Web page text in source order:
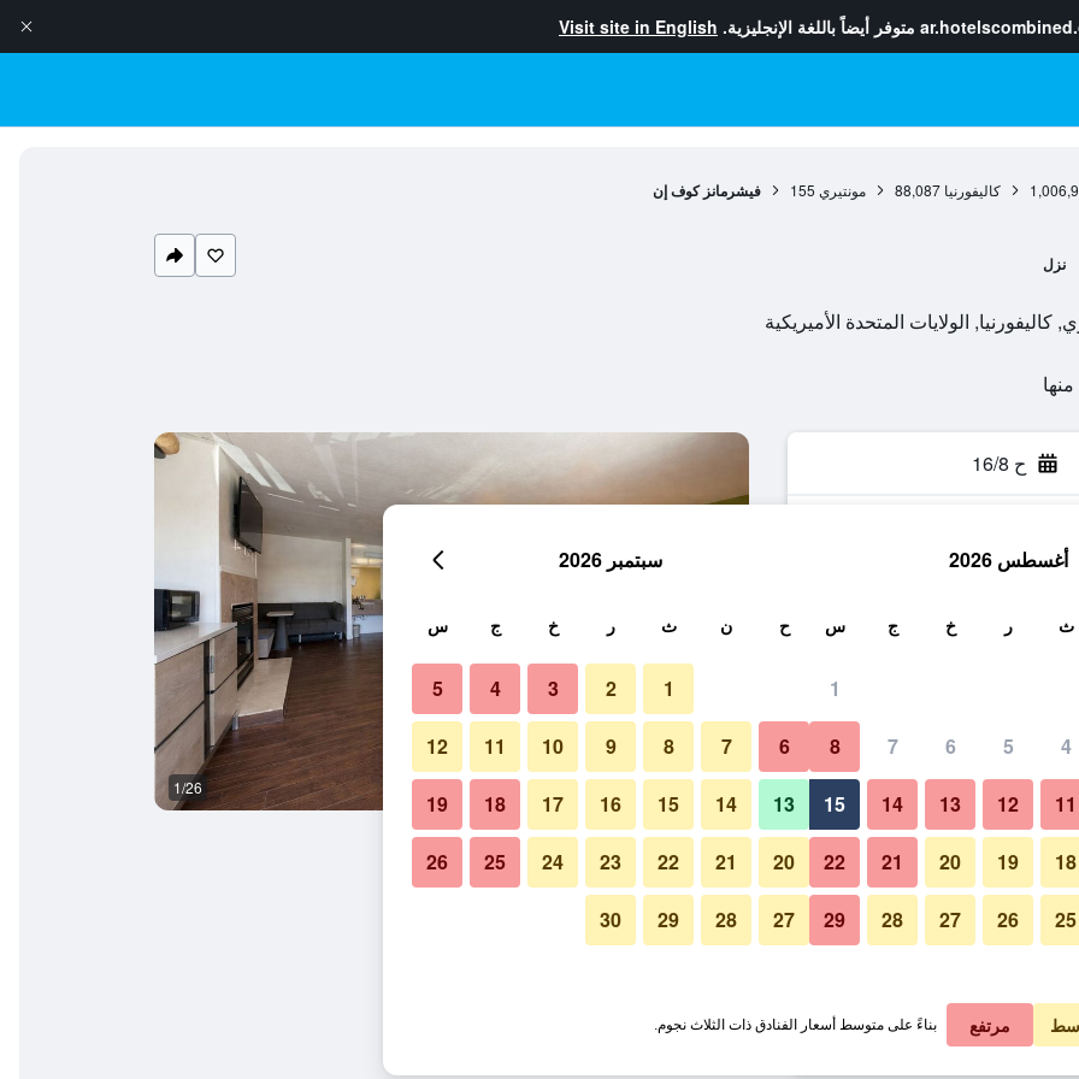
متوفر أيضاً باللغة الإنجليزية. Visit site in English
كاليفورنيا 88,087 مونتيري 155 فيشرمانز كوف إن
نزل
ح 16/8
في الليلة
﷼ عرض الصفقة
﷼ عرض الصفقة
1/26
صور لـ فيشرمانز كوف إن
أغسطس 2026
ث ر خ ج س
1
4
5
6
7
8
11
12
13
14
15
18
19
20
21
22
25
26
27
28
29
سبتمبر 2026
ح ن ث ر خ ج س
1
2
3
4
5
6
7
8
9
10
11
12
13
14
15
16
17
18
19
20
21
22
23
24
25
26
27
28
29
30
مرتفع بناءً على متوسط أسعار الفنادق ذات الثلاث نجوم.